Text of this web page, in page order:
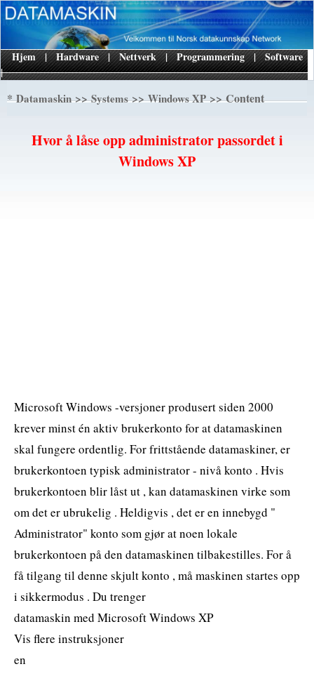
|
Hjem | Hardware | Nettverk | Programmering | Software
*Datamaskin>>Systems>>Windows XP>> Content
Hvor å låse opp administrator passordet i
Windows XP
Microsoft Windows -versjoner produsert siden 2000
krever minst én aktiv brukerkonto for at datamaskinen
skal fungere ordentlig. For frittstående datamaskiner, er
brukerkontoen typisk administrator - nivå konto . Hvis
brukerkontoen blir låst ut , kan datamaskinen virke som
om det er ubrukelig . Heldigvis , det er en innebygd "
Administrator" konto som gjør at noen lokale
brukerkontoen på den datamaskinen tilbakestilles. For å
få tilgang til denne skjult konto , må maskinen startes opp
i sikkermodus . Du trenger
datamaskin med Microsoft Windows XP
Vis flere instruksjoner
en